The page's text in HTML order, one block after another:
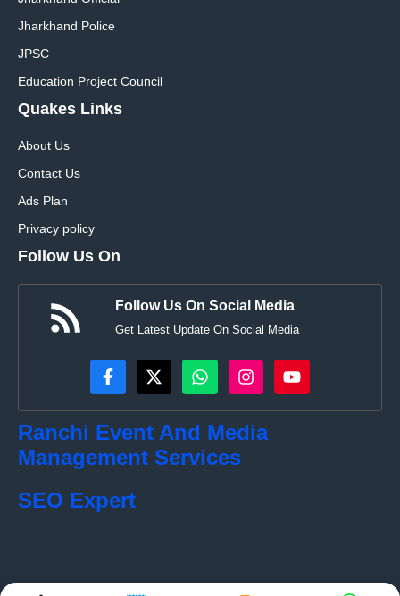
Jharkhand Police
JPSC
Education Project Council
Quakes Links
About Us
Contact Us
Ads Plan
Privacy policy
Follow Us On
Follow Us On Social Media
Get Latest Update On Social Media
Ranchi Event And Media
Management Services
SEO Expert